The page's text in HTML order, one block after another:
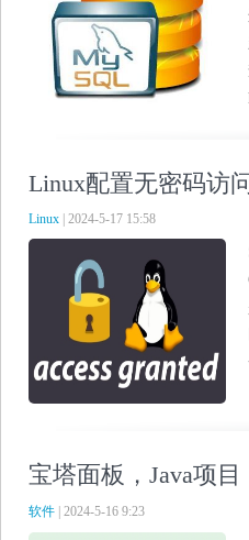
Linux配置无密码访
Linux | 2024-5-17 15:58
宝塔面板，Java项
软件 | 2024-5-16 9:23